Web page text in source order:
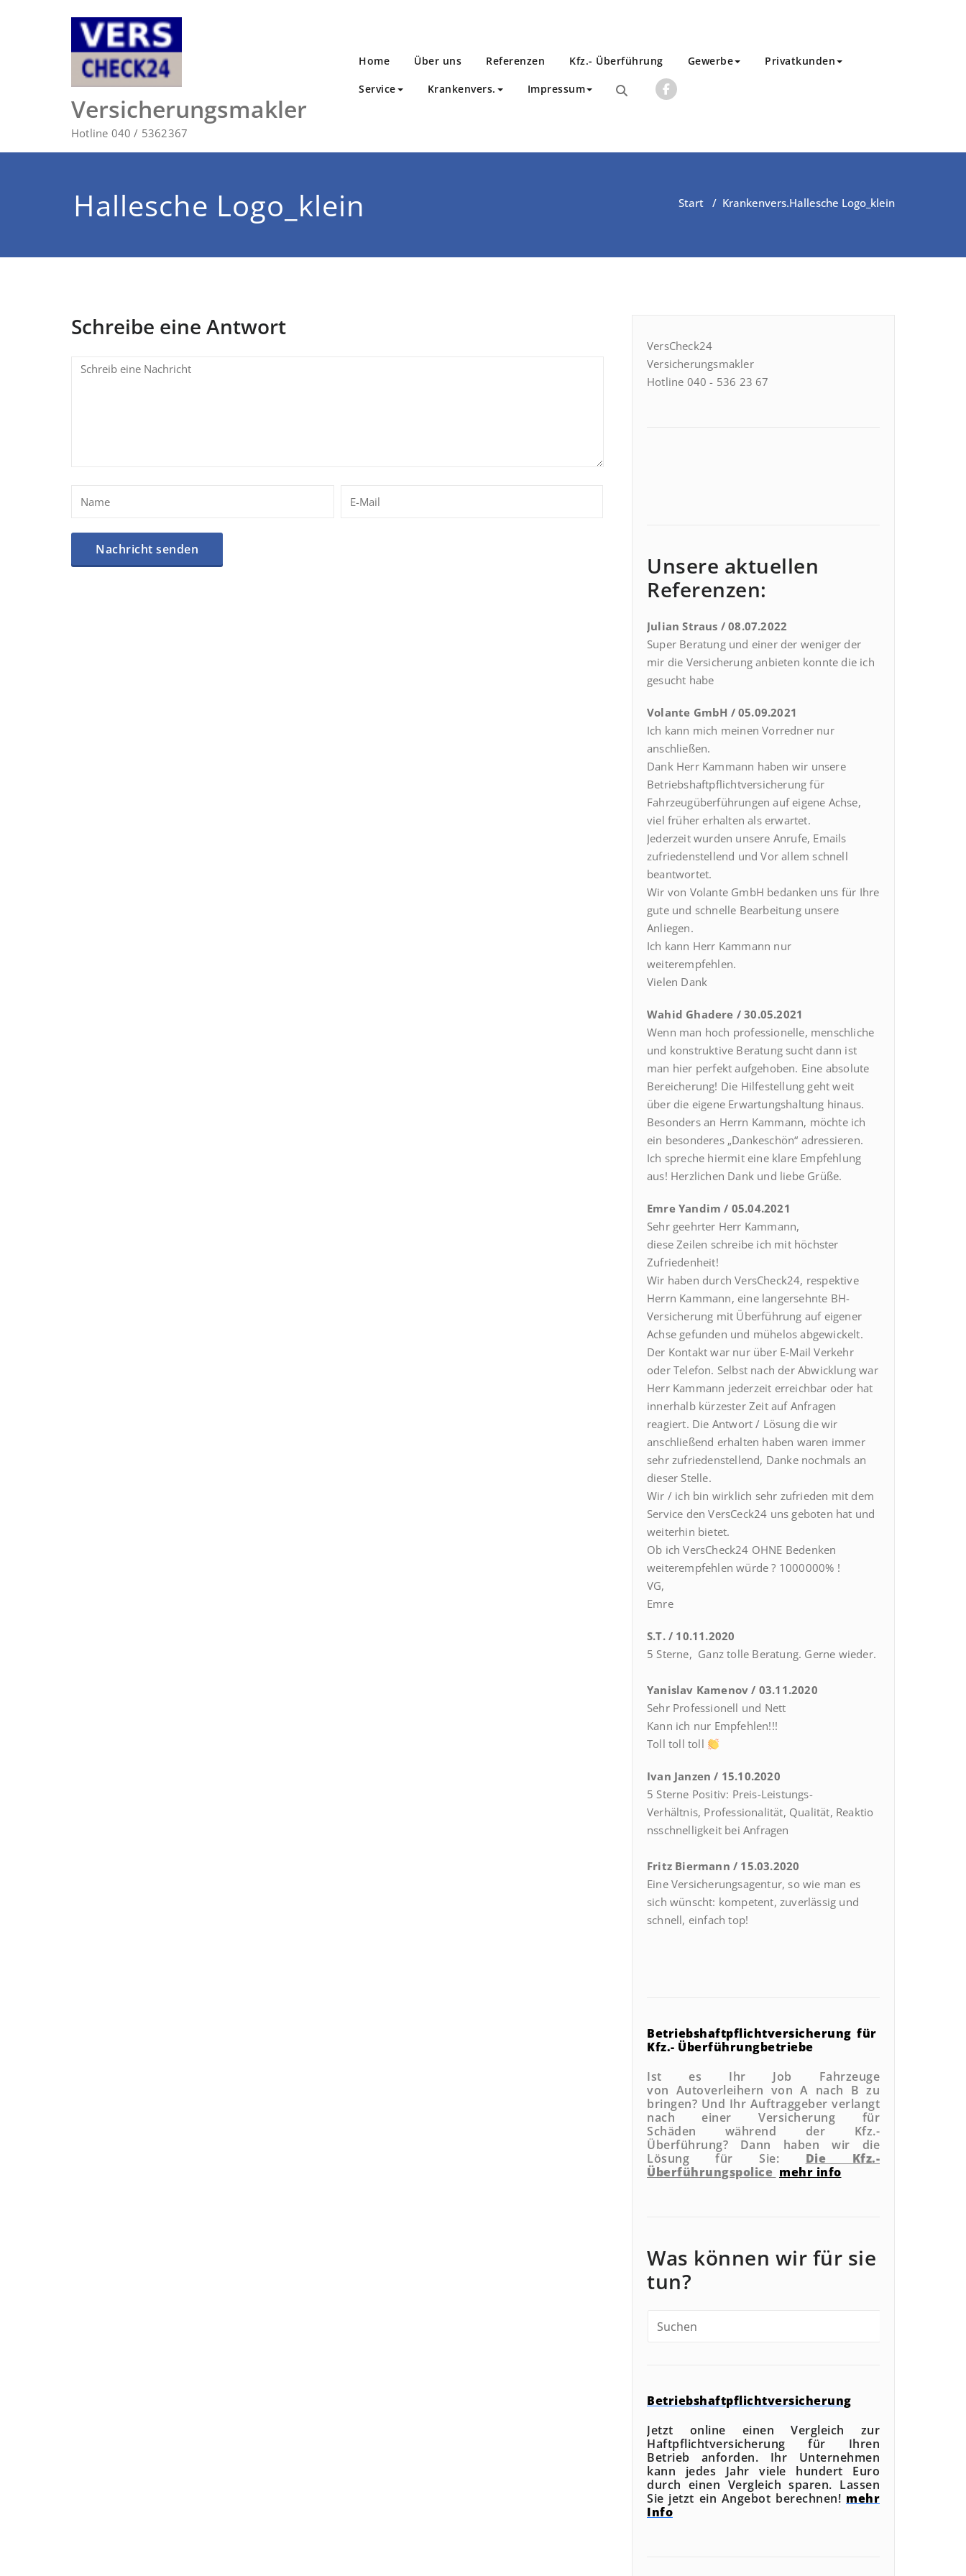
Versicherungsmakler
Hotline 040 / 5362367
Home Über uns Referenzen Kfz.- Überführung Gewerbe Privatkunden
Service Krankenvers. Impressum
Hallesche Logo_klein Start / Krankenvers.Hallesche Logo_klein
Schreibe eine Antwort
VersCheck24
Versicherungsmakler
Hotline 040 - 536 23 67
Unsere aktuellen
Referenzen:
Julian Straus / 08.07.2022
Super Beratung und einer der weniger der
mir die Versicherung anbieten konnte die ich
gesucht habe
Volante GmbH / 05.09.2021
Ich kann mich meinen Vorredner nur
anschließen.
Dank Herr Kammann haben wir unsere
Betriebshaftpflichtversicherung für
Fahrzeugüberführungen auf eigene Achse,
viel früher erhalten als erwartet.
Jederzeit wurden unsere Anrufe, Emails
zufriedenstellend und Vor allem schnell
beantwortet.
Wir von Volante GmbH bedanken uns für Ihre
gute und schnelle Bearbeitung unsere
Anliegen.
Ich kann Herr Kammann nur
weiterempfehlen.
Vielen Dank
Wahid Ghadere / 30.05.2021
Wenn man hoch professionelle, menschliche
und konstruktive Beratung sucht dann ist
man hier perfekt aufgehoben. Eine absolute
Bereicherung! Die Hilfestellung geht weit
über die eigene Erwartungshaltung hinaus.
Besonders an Herrn Kammann, möchte ich
ein besonderes „Dankeschön“ adressieren.
Ich spreche hiermit eine klare Empfehlung
aus! Herzlichen Dank und liebe Grüße.
Emre Yandim / 05.04.2021
Sehr geehrter Herr Kammann,
diese Zeilen schreibe ich mit höchster
Zufriedenheit!
Wir haben durch VersCheck24, respektive
Herrn Kammann, eine langersehnte BH-
Versicherung mit Überführung auf eigener
Achse gefunden und mühelos abgewickelt.
Der Kontakt war nur über E-Mail Verkehr
oder Telefon. Selbst nach der Abwicklung war
Herr Kammann jederzeit erreichbar oder hat
innerhalb kürzester Zeit auf Anfragen
reagiert. Die Antwort / Lösung die wir
anschließend erhalten haben waren immer
sehr zufriedenstellend, Danke nochmals an
dieser Stelle.
Wir / ich bin wirklich sehr zufrieden mit dem
Service den VersCeck24 uns geboten hat und
weiterhin bietet.
Ob ich VersCheck24 OHNE Bedenken
weiterempfehlen würde ? 1000000% !
VG,
Emre
S.T. / 10.11.2020
5 Sterne, Ganz tolle Beratung. Gerne wieder.
Yanislav Kamenov / 03.11.2020
Sehr Professionell und Nett
Kann ich nur Empfehlen!!!
Toll toll toll
Ivan Janzen / 15.10.2020
5 Sterne Positiv: Preis-Leistungs-
Verhältnis, Professionalität, Qualität, Reaktio
nsschnelligkeit bei Anfragen
Fritz Biermann / 15.03.2020
Eine Versicherungsagentur, so wie man es
sich wünscht: kompetent, zuverlässig und
schnell, einfach top!
Betriebshaftpflichtversicherung für
Kfz.- Überführungbetriebe
Ist es Ihr Job Fahrzeuge
von Autoverleihern von A nach B zu
bringen? Und Ihr Auftraggeber verlangt
nach einer Versicherung für
Schäden während der Kfz.-
Überführung? Dann haben wir die
Lösung für Sie: Die Kfz.-
Überführungspolice mehr info
Was können wir für sie
tun?
Betriebshaftpflichtversicherung
Jetzt online einen Vergleich zur
Haftpflichtversicherung für Ihren
Betrieb anforden. Ihr Unternehmen
kann jedes Jahr viele hundert Euro
durch einen Vergleich sparen. Lassen
Sie jetzt ein Angebot berechnen! mehr
Info